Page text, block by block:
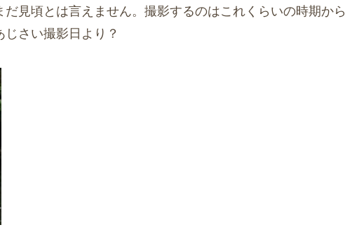
見頃とは言えません。撮影するのはこれくらいの時期から
さい撮影日より？